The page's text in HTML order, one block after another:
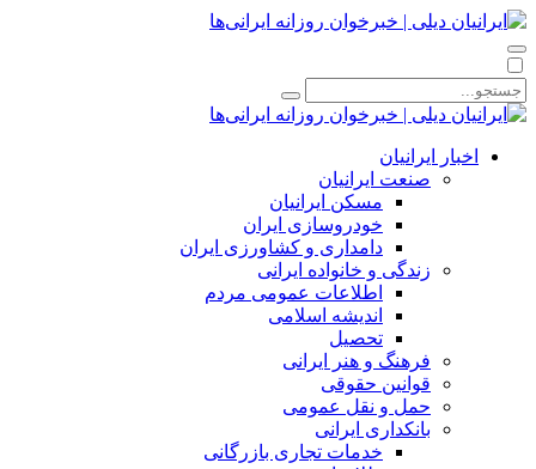
اخبار ایرانیان
صنعت ایرانیان
مسکن ایرانیان
خودروسازی ایران
دامداری و کشاورزی ایران
زندگی و خانواده ایرانی
اطلاعات عمومی مردم
اندیشه اسلامی
تحصیل
فرهنگ و هنر ایرانی
قوانین حقوقی
حمل و نقل عمومی
بانکداری ایرانی
خدمات تجاری بازرگانی